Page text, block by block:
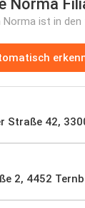
Norma
Norma ist in
Straße 42,
2, 4452